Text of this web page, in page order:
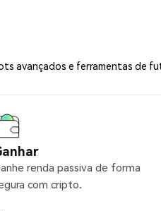
avançados e ferramentas de
renda passiva de forma
com cripto.